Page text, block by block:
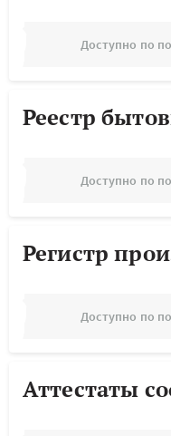
Доступно по
Реестр
Доступно по
Регистр
Доступно по
Аттестаты